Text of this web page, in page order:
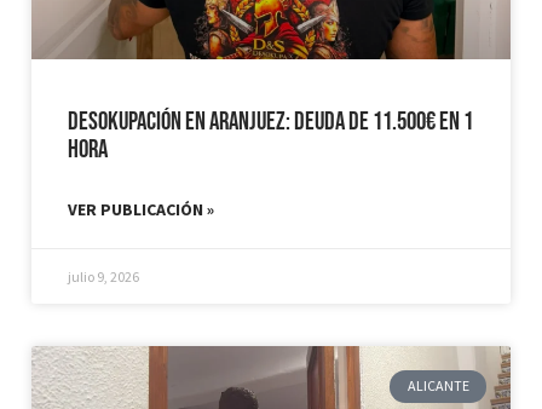
Desokupación en Aranjuez: Deuda de 11.500€ en 1
hora
VER PUBLICACIÓN »
julio 9, 2026
ALICANTE